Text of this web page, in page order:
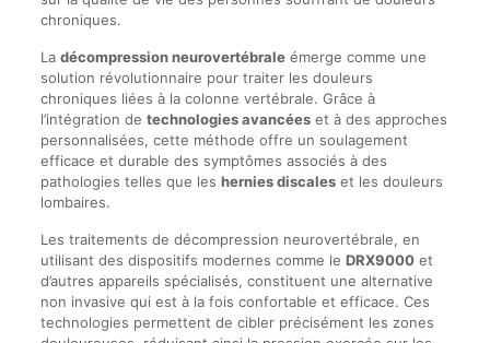
chroniques.
La décompression neurovertébraleémerge comme une
solution révolutionnaire pour traiter les douleurs
chroniques liées à la colonne vertébrale. Grâce à
l’intégration de technologies avancéeset à des approches
personnalisées, cette méthode offre un soulagement
efficace et durable des symptômes associés à des
pathologies telles que les hernies discaleset les douleurs
lombaires.
Les traitements de décompression neurovertébrale, en
utilisant des dispositifs modernes comme le DRX9000et
d’autres appareils spécialisés, constituent une alternative
non invasive qui est à la fois confortable et efficace. Ces
technologies permettent de cibler précisément les zones